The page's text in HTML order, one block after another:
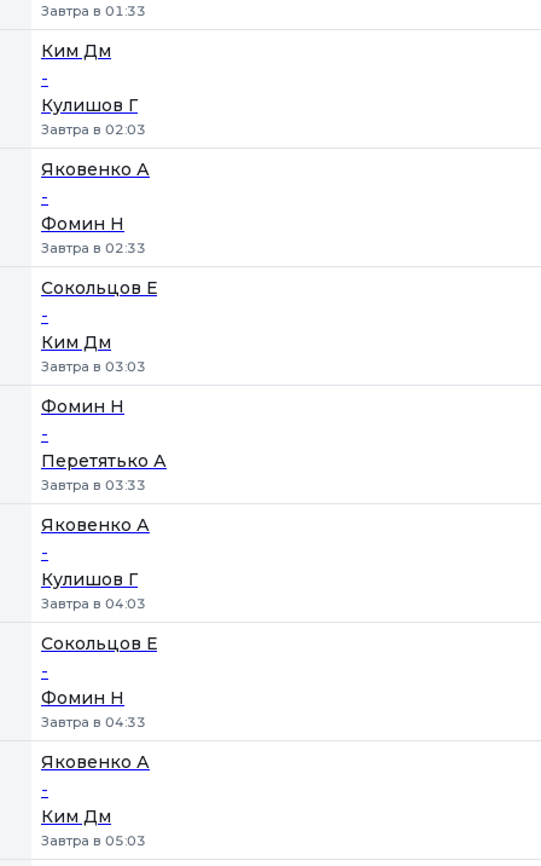
Завтра в 01:33
Ким Дм
-
Кулишов Г
Завтра в 02:03
Яковенко А
-
Фомин Н
Завтра в 02:33
Сокольцов Е
-
Ким Дм
Завтра в 03:03
Фомин Н
-
Перетятько А
Завтра в 03:33
Яковенко А
-
Кулишов Г
Завтра в 04:03
Сокольцов Е
-
Фомин Н
Завтра в 04:33
Яковенко А
-
Ким Дм
Завтра в 05:03